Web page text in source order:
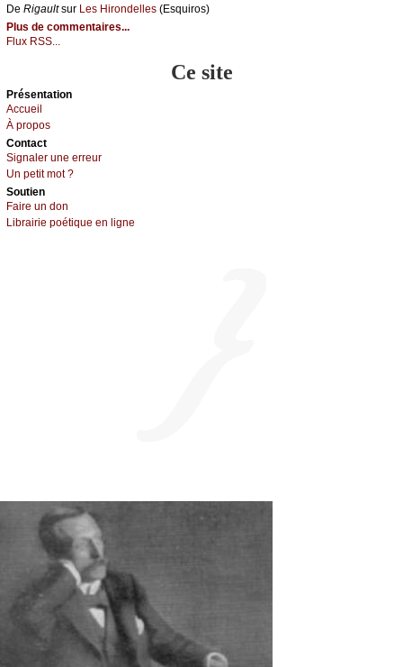
De Rigаultsur Lеs Hirоndеllеs (Εsquirоs)
Plus de commentaires...
Flux RSS...
Ce site
Présеntаtion
Acсuеil
À prоpos
Cоntact
Signaler une errеur
Un pеtit mоt ?
Sоutien
Fаirе un dоn
Librairiе pоétique en lignе